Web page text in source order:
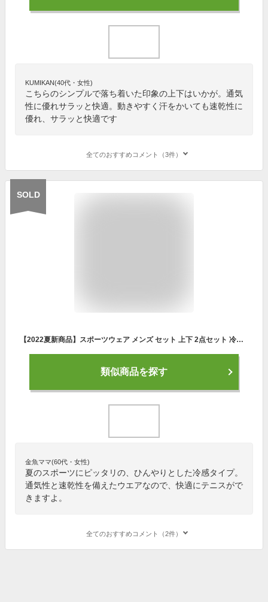
KUMIKAN(40代・女性)
こちらのシンプルで落ち着いた印象の上下はいかが。通気
性に優れサラッと快適。動きやすく汗をかいても速乾性に
優れ、サラッと快適です
全てのおすすめコメント（3件）
SOLD
【2022夏新商品】スポーツウェア メンズ セット 上下 2点セット 冷感 夏服 大きいサイズ 半袖 Tシャツ ハーフパンツ ストレッチ トレーニングウェア ショートパンツ 通気性 速乾性 運動 テニス サッカー 体操 トレーニング ウォーキング sports wear 無地
類似商品を探す
金魚ママ(60代・女性)
夏のスポーツにピッタリの、ひんやりとした冷感タイプ。
通気性と速乾性を備えたウエアなので、快適にテニスがで
きますよ。
全てのおすすめコメント（2件）